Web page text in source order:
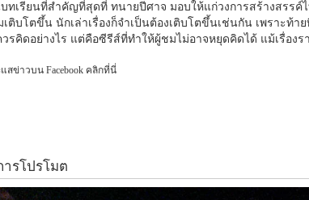
ทเรียนที่สำคัญที่สุดที่ ทนายปีศาจ มอบให้แก่วงการสร้างสรร
เติบโตขึ้น นักเล่าเรื่องก็จำเป็นต้องเติบโตขึ้นเช่นกัน เพราะท้
รคิดอย่างไร แต่คือซีรีส์ที่ทำให้ผู้ชมไม่อาจหยุดคิดได้ แม้เรื่องร
สข่าวบน Facebook คลิกที่นี่